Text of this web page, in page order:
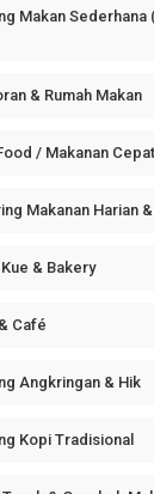
Makan Sederhana
& Rumah Makan
/ Makanan
Makanan Harian &
& Bakery
Café
Angkringan & Hik
Kopi Tradisional